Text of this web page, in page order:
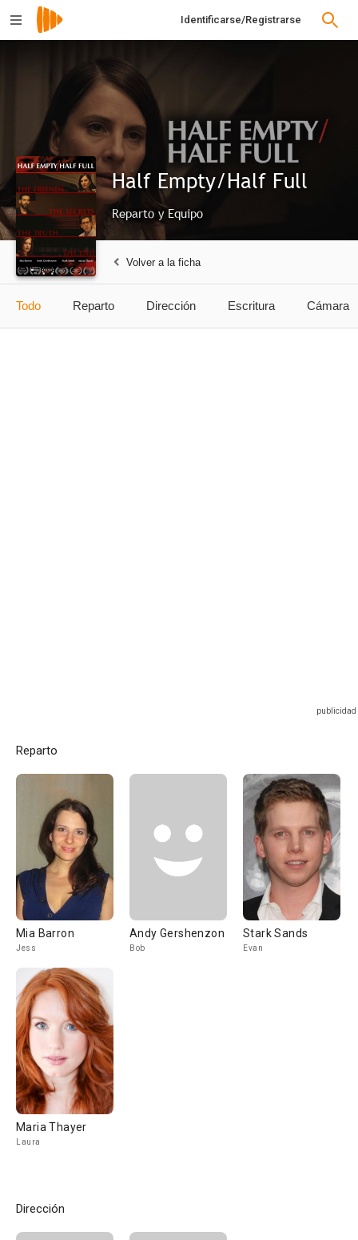
Identificarse/Registrarse
Half Empty/Half Full
Reparto y Equipo
Volver a la ficha
Todo Reparto Dirección Escritura Cámara
Reparto
Mia Barron
Jess
Andy Gershenzon
Bob
Stark Sands
Evan
Maria Thayer
Laura
Dirección